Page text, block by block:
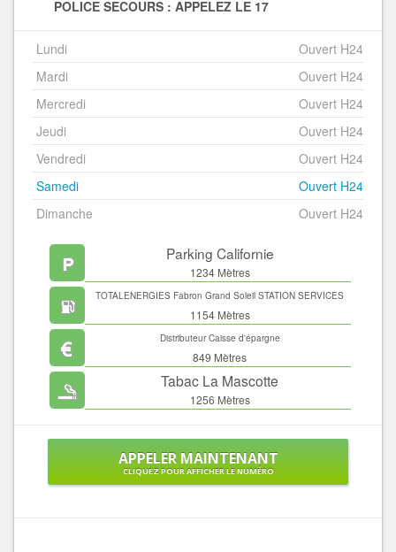
POLICE SECOURS : APPELEZ LE 17
Lundi
Ouvert H24
Mardi
Ouvert H24
Mercredi
Ouvert H24
Jeudi
Ouvert H24
Vendredi
Ouvert H24
Samedi
Ouvert H24
Dimanche
Ouvert H24
Parking Californie
1234 Mètres
TOTALENERGIES Fabron Grand Soleil STATION SERVICES
1154 Mètres
Distributeur Caisse d'épargne
849 Mètres
Tabac La Mascotte
1256 Mètres
APPELER MAINTENANT
CLIQUEZ POUR AFFICHER LE NUMÉRO